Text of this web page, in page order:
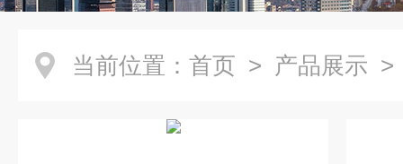
当前位置： 首页 > 产品展示